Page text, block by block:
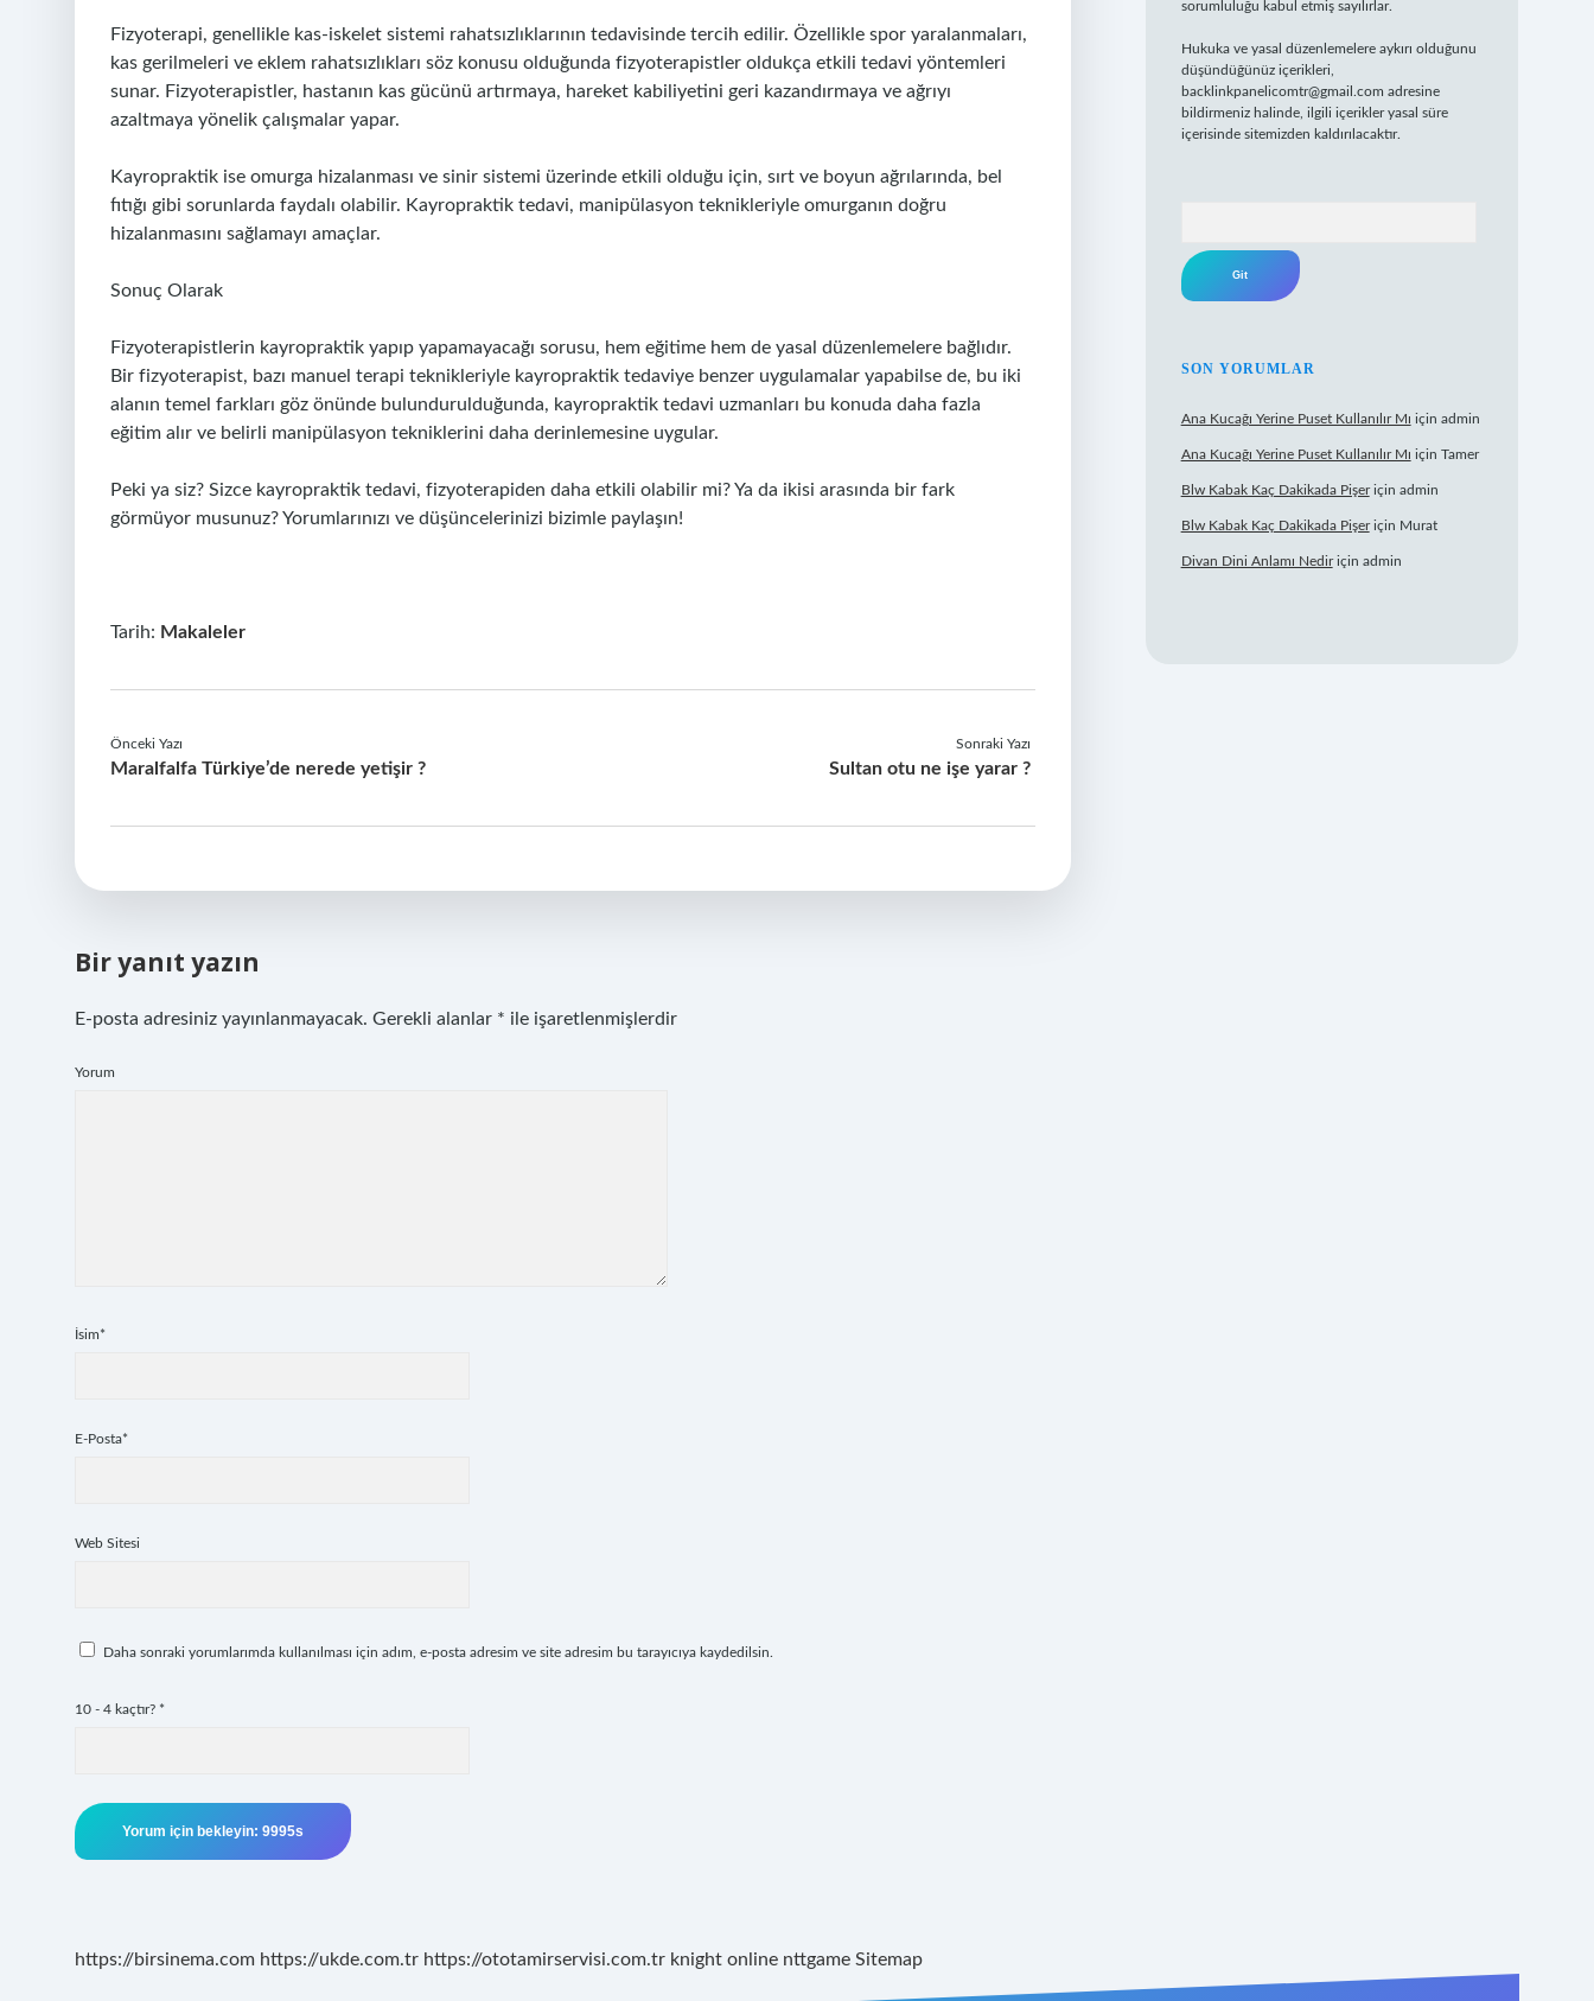
Fizyoterapi, genellikle kas-iskelet sistemi rahatsızlıklarının tedavisinde tercih edilir. Özellikle spor yaralanmaları,
kas gerilmeleri ve eklem rahatsızlıkları söz konusu olduğunda fizyoterapistler oldukça etkili tedavi yöntemleri
sunar. Fizyoterapistler, hastanın kas gücünü artırmaya, hareket kabiliyetini geri kazandırmaya ve ağrıyı
azaltmaya yönelik çalışmalar yapar.
Kayropraktik ise omurga hizalanması ve sinir sistemi üzerinde etkili olduğu için, sırt ve boyun ağrılarında, bel
fıtığı gibi sorunlarda faydalı olabilir. Kayropraktik tedavi, manipülasyon teknikleriyle omurganın doğru
hizalanmasını sağlamayı amaçlar.
Sonuç Olarak
Fizyoterapistlerin kayropraktik yapıp yapamayacağı sorusu, hem eğitime hem de yasal düzenlemelere bağlıdır.
Bir fizyoterapist, bazı manuel terapi teknikleriyle kayropraktik tedaviye benzer uygulamalar yapabilse de, bu iki
alanın temel farkları göz önünde bulundurulduğunda, kayropraktik tedavi uzmanları bu konuda daha fazla
eğitim alır ve belirli manipülasyon tekniklerini daha derinlemesine uygular.
Peki ya siz? Sizce kayropraktik tedavi, fizyoterapiden daha etkili olabilir mi? Ya da ikisi arasında bir fark
görmüyor musunuz? Yorumlarınızı ve düşüncelerinizi bizimle paylaşın!
Tarih: Makaleler
Önceki Yazı
Maralfalfa Türkiye’de nerede yetişir ?
Sonraki Yazı
Sultan otu ne işe yarar ?
Bir yanıt yazın
E-posta adresiniz yayınlanmayacak. Gerekli alanlar * ile işaretlenmişlerdir
Yorum
İsim*
E-Posta*
Web Sitesi
Daha sonraki yorumlarımda kullanılması için adım, e-posta adresim ve site adresim bu tarayıcıya kaydedilsin.
10 - 4 kaçtır? *
https://birsinema.com https://ukde.com.tr https://ototamirservisi.com.tr knight online nttgame Sitemap
sorumluluğu kabul etmiş sayılırlar.
Hukuka ve yasal düzenlemelere aykırı olduğunu
düşündüğünüz içerikleri,
backlinkpanelicomtr@gmail.com adresine
bildirmeniz halinde, ilgili içerikler yasal süre
içerisinde sitemizden kaldırılacaktır.
SON YORUMLAR
Ana Kucağı Yerine Puset Kullanılır Mı için admin
Ana Kucağı Yerine Puset Kullanılır Mı için Tamer
Blw Kabak Kaç Dakikada Pişeriçin admin
Blw Kabak Kaç Dakikada Pişeriçin Murat
Divan Dini Anlamı Nediriçin admin